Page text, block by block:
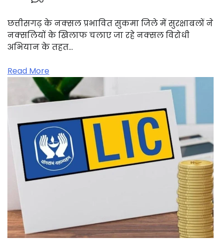
छत्तीसगढ़ के नक्सल प्रभावित सुकमा जिले में सुरक्षाबलों ने
नक्सलियों के खिलाफ चलाए जा रहे नक्सल विरोधी
अभियान के तहत…
Read More